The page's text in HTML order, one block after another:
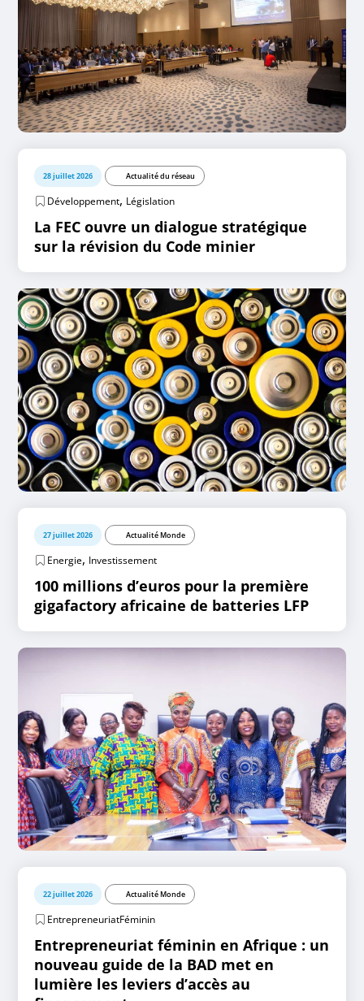
28 juillet 2026 Actualité du réseau
Développement, Législation
La FEC ouvre un dialogue stratégique
sur la révision du Code minier
27 juillet 2026 Actualité Monde
Energie, Investissement
100 millions d’euros pour la première
gigafactory africaine de batteries LFP
22 juillet 2026 Actualité Monde
EntrepreneuriatFéminin
Entrepreneuriat féminin en Afrique : un
nouveau guide de la BAD met en
lumière les leviers d’accès au